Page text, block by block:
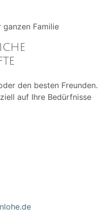
den besten Freunden.
auf Ihre Bedürfnisse